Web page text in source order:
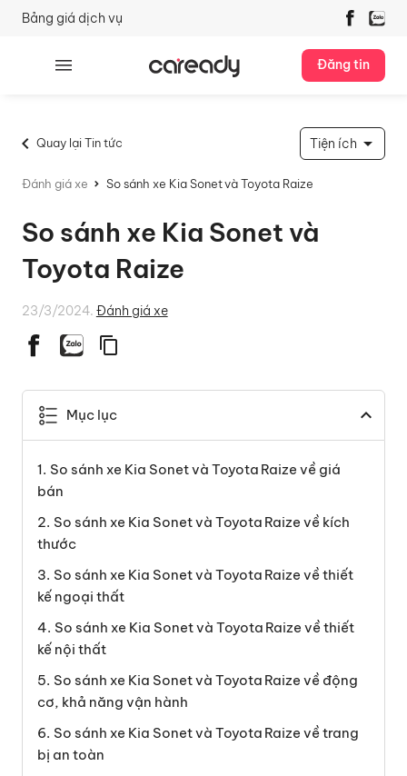
Bảng giá dịch vụ
Đăng tin
Quay lại Tin tức Tiện ích
Đánh giá xe So sánh xe Kia Sonet và Toyota Raize
So sánh xe Kia Sonet và
Toyota Raize
23/3/2024. Đánh giá xe
Mục lục
So sánh xe Kia Sonet và Toyota Raize về giá
bán
So sánh xe Kia Sonet và Toyota Raize về kích
thước
So sánh xe Kia Sonet và Toyota Raize về thiết
kế ngoại thất
So sánh xe Kia Sonet và Toyota Raize về thiết
kế nội thất
So sánh xe Kia Sonet và Toyota Raize về động
cơ, khả năng vận hành
So sánh xe Kia Sonet và Toyota Raize về trang
bị an toàn